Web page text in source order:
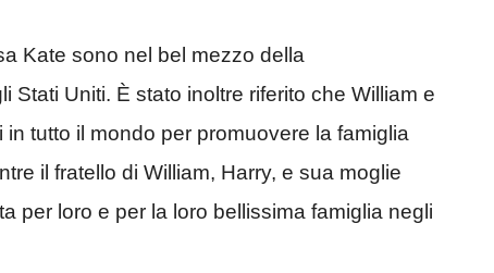
Kate sono nel bel mezzo della
Uniti. È stato inoltre riferito che William e
tutto il mondo per promuovere la famiglia
il fratello di William, Harry, e sua moglie
per loro e per la loro bellissima famiglia negli